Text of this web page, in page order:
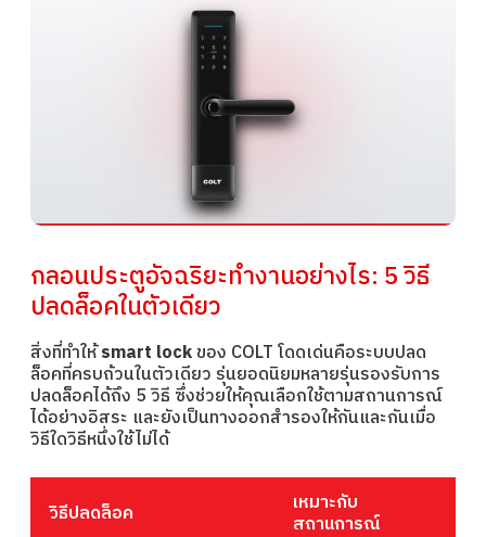
กลอนประตูอัจฉริยะทำงานอย่างไร: 5 วิธี
ปลดล็อคในตัวเดียว
สิ่งที่ทำให้smart lockของ COLT โดดเด่นคือระบบปลด
ล็อคที่ครบถ้วนในตัวเดียว รุ่นยอดนิยมหลายรุ่นรองรับการ
ปลดล็อคได้ถึง 5 วิธี ซึ่งช่วยให้คุณเลือกใช้ตามสถานการณ์
ได้อย่างอิสระ และยังเป็นทางออกสำรองให้กันและกันเมื่อ
วิธีใดวิธีหนึ่งใช้ไม่ได้
วิธีปลดล็อค เหมาะกับ
สถานการณ์